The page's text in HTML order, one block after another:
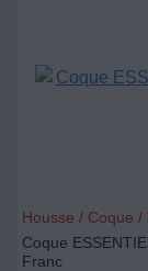
Housse / Coque
Coque
Franc